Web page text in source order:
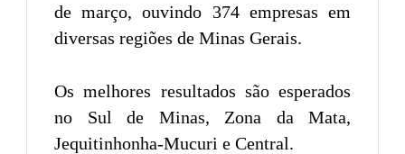
de março, ouvindo 374 empresas em
diversas regiões de Minas Gerais.
Os melhores resultados são esperados
no Sul de Minas, Zona da Mata,
Jequitinhonha-Mucuri e Central.